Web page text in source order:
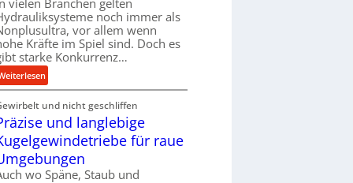
e
r
f
o
r
m
c
e
b
e
vielen Branchen gelten
noch immer als
vor allem wenn
Kräfte im Spiel sind. Doch es
starke Konkurrenz…
:
K
u
g
l
g
e
und nicht geschliffen
und langlebige
für raue
wo Späne, Staub und